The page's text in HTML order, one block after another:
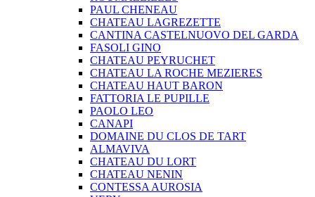
PAUL CHENEAU
CHATEAU LAGREZETTE
CANTINA CASTELNUOVO DEL GARDA
FASOLI GINO
CHATEAU PEYRUCHET
CHATEAU LA ROCHE MEZIERES
CHATEAU HAUT BARON
FATTORIA LE PUPILLE
PAOLO LEO
CANAPI
DOMAINE DU CLOS DE TART
ALMAVIVA
CHATEAU DU LORT
CHATEAU NENIN
CONTESSA AUROSIA